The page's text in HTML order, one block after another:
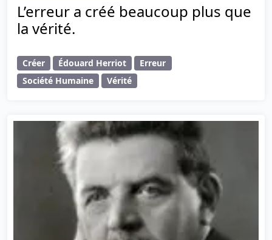
L’erreur a créé beaucoup plus que
la vérité.
Créer Édouard Herriot
Erreur
Société Humaine
Vérité